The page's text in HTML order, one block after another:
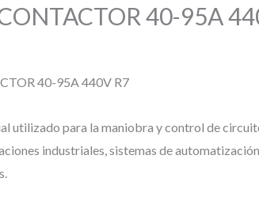
40-95A
40-95A 440V R7
utilizado para la maniobra y control de
industriales, sistemas de